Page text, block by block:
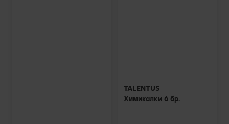
TALENTUS
Химикалки 6 бр.